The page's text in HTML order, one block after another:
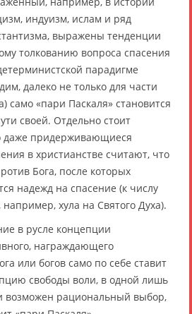
индуизм, ислам и ряд
выражены тенденции
толкованию вопроса спасения
парадигме
далеко не только для части
само «пари Паскаля» становится
своей. Отдельно стоит
даже придерживающиеся
в христианстве считают, что
Бога, после которых
надежд на спасение (к числу
хула на Святого Духа).
в русле концепции
награждающего
или богов само по себе ставит
свободы воли, в одной лишь
возможен рациональный выбор,